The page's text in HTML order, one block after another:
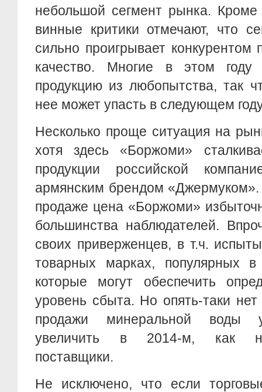
небольшой сегмент рынка. Кроме
винные критики отмечают, что
сильно проигрывает
качество. Многие в этом году
продукцию из любопытства, так
нее может упасть в следующем
Несколько проще ситуация на
хотя здесь «Боржоми»
продукции российской
армянским брендом
продаже цена «Боржоми»
большинства наблюдателей.
своих приверженцев, в т.ч.
товарных марках, популярных
которые могут обеспечить
уровень сбыта. Но опять-таки нет
продажи минеральной воды
увеличить в 2014-м, как
поставщики.
Не исключено, что если